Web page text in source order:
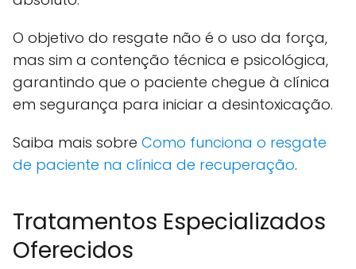
O objetivo do resgate não é o uso da força,
mas sim a contenção técnica e psicológica,
garantindo que o paciente chegue à clínica
em segurança para iniciar a desintoxicação.
Saiba mais sobre Como funciona o resgate
de paciente na clínica de recuperação.
Tratamentos Especializados
Oferecidos